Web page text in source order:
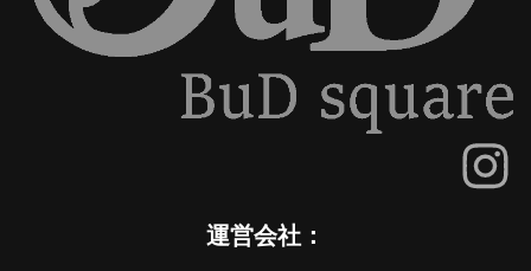
運営会社：